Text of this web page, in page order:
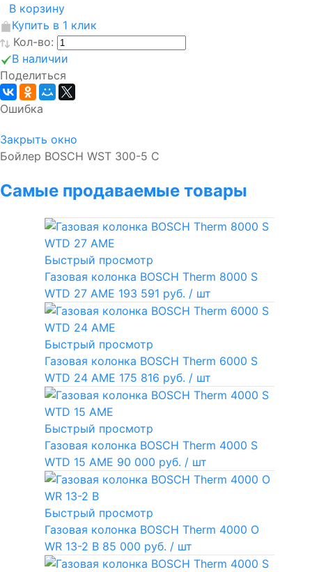
В корзину
Купить в 1 клик
Кол-во:
В наличии
Поделиться
Ошибка
Закрыть окно
Бойлер BOSCH WST 300-5 C
Самые продаваемые товары
Быстрый просмотр
Газовая колонка BOSCH Therm 8000 S
WTD 27 AME 193 591 руб. / шт
Быстрый просмотр
Газовая колонка BOSCH Therm 6000 S
WTD 24 AME 175 816 руб. / шт
Быстрый просмотр
Газовая колонка BOSCH Therm 4000 S
WTD 15 AME 90 000 руб. / шт
Быстрый просмотр
Газовая колонка BOSCH Therm 4000 O
WR 13-2 В 85 000 руб. / шт